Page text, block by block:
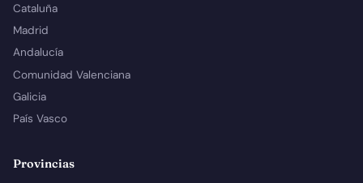
Cataluña
Madrid
Andalucía
Comunidad Valenciana
Galicia
País Vasco
Provincias